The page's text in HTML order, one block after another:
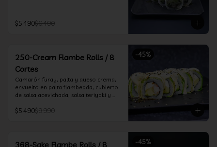
$5.490$6.490
-45%
250-Cream Flambe Rolls / 8
Cortes
Camarón furay, palta y queso crema,
envuelto en palta flambeada, cubierto
de salsa acevichada, salsa teriyaki y
$5.490$9.990
-45%
368-Sake Flambe Rolls / 8